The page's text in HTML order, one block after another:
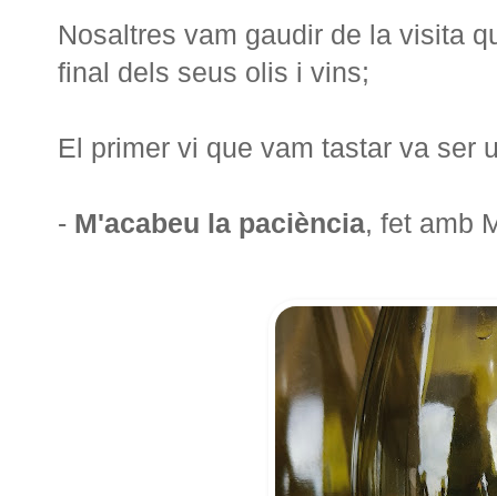
Nosaltres vam gaudir de la visita
final dels seus olis i vins;
El primer vi que vam tastar va ser
- M'acabeu la paciència, fet amb